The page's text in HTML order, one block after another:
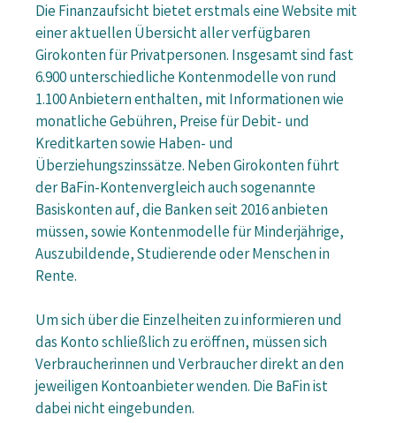
Die Finanzaufsicht bietet erstmals eine Website mit
einer aktuellen Übersicht aller verfügbaren
Girokonten für Privatpersonen. Insgesamt sind fast
6.900 unterschiedliche Kontenmodelle von rund
1.100 Anbietern enthalten, mit Informationen wie
monatliche Gebühren, Preise für Debit- und
Kreditkarten sowie Haben- und
Überziehungszinssätze. Neben Girokonten führt
der BaFin-Kontenvergleich auch sogenannte
Basiskonten auf, die Banken seit 2016 anbieten
müssen, sowie Kontenmodelle für Minderjährige,
Auszubildende, Studierende oder Menschen in
Rente.
Um sich über die Einzelheiten zu informieren und
das Konto schließlich zu eröffnen, müssen sich
Verbraucherinnen und Verbraucher direkt an den
jeweiligen Kontoanbieter wenden. Die BaFin ist
dabei nicht eingebunden.